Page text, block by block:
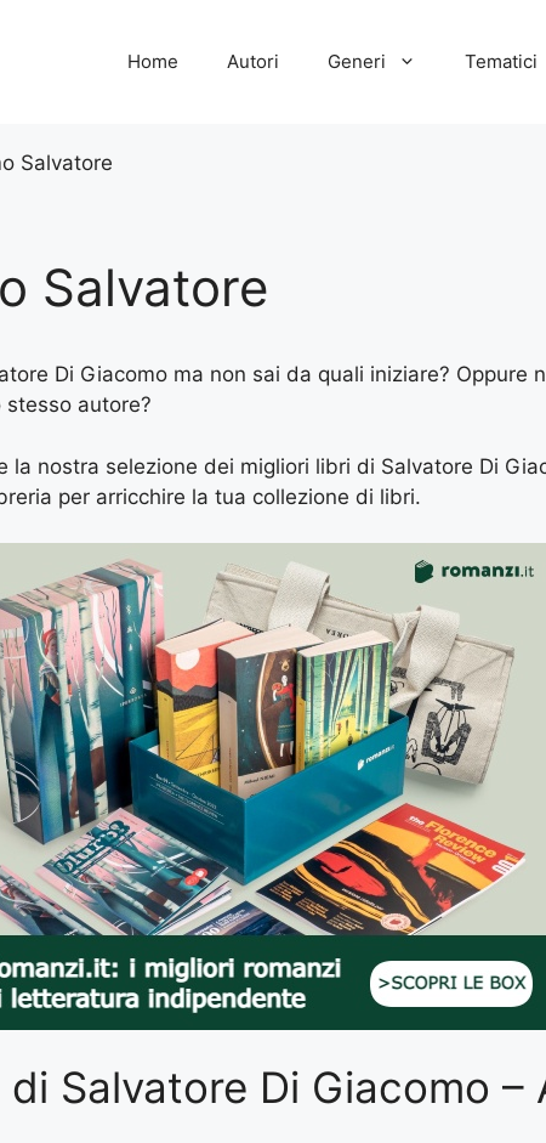
Home Autori Generi Tematici
Salvatore
Salvatore
Di Giacomo ma non sai da quali iniziare? Oppure
autore?
la nostra selezione dei migliori libri di Salvatore Di
per arricchire la tua collezione di libri.
Salvatore Di Giacomo –